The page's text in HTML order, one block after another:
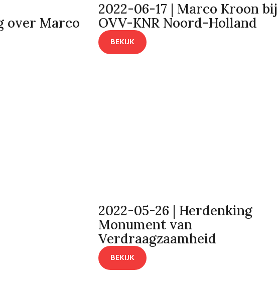
over Marco
2022-06-17 | Marco Kroon bij
OVV-KNR Noord-Holland
BEKIJK
2022-05-26 | Herdenking
Monument van
Verdraagzaamheid
BEKIJK